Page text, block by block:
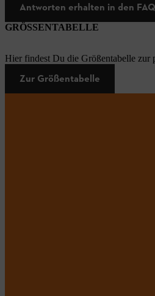
Antworten erhalten in den FAQ
GRÖSSENTABELLE
Hier findest Du die Größentabelle zur
Zur Größentabelle